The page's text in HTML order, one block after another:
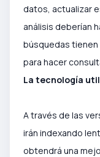
datos, actualizar
análisis deberían
búsquedas tienen
para hacer
La tecnología
A través de las
irán indexando
obtendrá una